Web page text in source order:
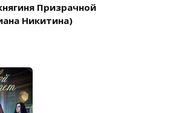
Призрачной
Никитина)